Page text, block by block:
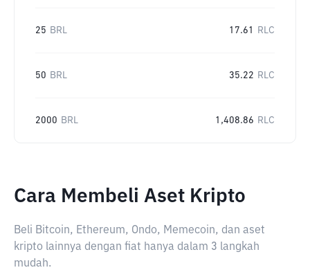
25 BRL 17.61 RLC
50 BRL 35.22 RLC
2000 BRL 1,408.86 RLC
Cara Membeli Aset Kripto
Beli Bitcoin, Ethereum, Ondo, Memecoin, dan aset
kripto lainnya dengan fiat hanya dalam 3 langkah
mudah.